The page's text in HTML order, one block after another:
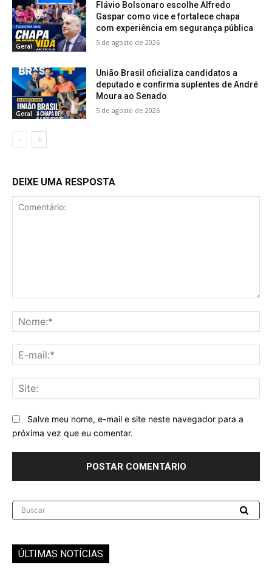
Geral
Flávio Bolsonaro escolhe Alfredo
Gaspar como vice e fortalece chapa
com experiência em segurança pública
5 de agosto de 2026
Geral
União Brasil oficializa candidatos a
deputado e confirma suplentes de André
Moura ao Senado
5 de agosto de 2026
DEIXE UMA RESPOSTA
Salve meu nome, e-mail e site neste navegador para a
próxima vez que eu comentar.
Buscar
ÚLTIMAS NOTÍCIAS